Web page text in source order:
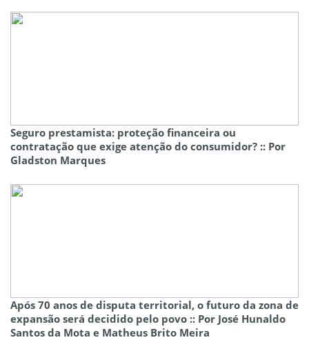
Seguro prestamista: proteção financeira ou
contratação que exige atenção do consumidor? :: Por
Gladston Marques
Após 70 anos de disputa territorial, o futuro da zona de
expansão será decidido pelo povo :: Por José Hunaldo
Santos da Mota e Matheus Brito Meira